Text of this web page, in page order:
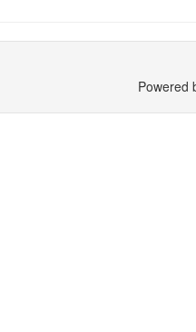
Powered